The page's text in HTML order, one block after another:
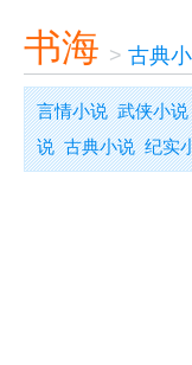
书海 > 古典
言情小说 武侠小说
说 古典小说 纪实